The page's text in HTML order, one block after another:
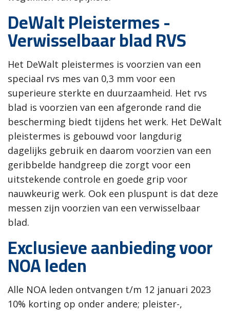
DeWalt Pleistermes -
Verwisselbaar blad RVS
Het DeWalt pleistermes is voorzien van een
speciaal rvs mes van 0,3 mm voor een
superieure sterkte en duurzaamheid. Het rvs
blad is voorzien van een afgeronde rand die
bescherming biedt tijdens het werk. Het DeWalt
pleistermes is gebouwd voor langdurig
dagelijks gebruik en daarom voorzien van een
geribbelde handgreep die zorgt voor een
uitstekende controle en goede grip voor
nauwkeurig werk. Ook een pluspunt is dat deze
messen zijn voorzien van een verwisselbaar
blad.
Exclusieve aanbieding voor
NOA leden
Alle NOA leden ontvangen t/m 12 januari 2023
10% korting op onder andere; pleister-,